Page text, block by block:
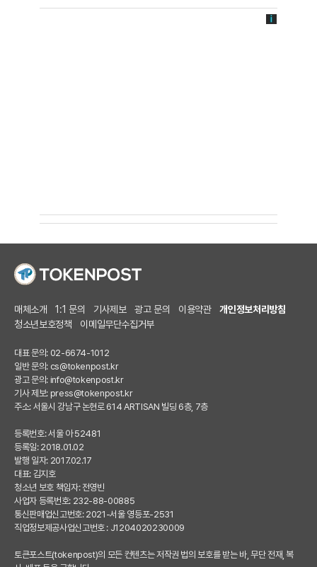
매체소개 1:1 문의 기사제보 광고 문의 이용약관
개인정보처리방침
청소년보호정책
이메일무단수집거부
대표 문의: 02-6674-1012
일반 문의: cs@tokenpost.kr
광고 문의: info@tokenpost.kr
기사 제보: press@tokenpost.kr
주소: 서울시 강남구 논현로 614 ARTISAN 빌딩 6층, 7층
등록번호: 서울 아 52481
등록일: 2018.01.02
발행 일자: 2017.02.17
대표: 김지호
청소년 보호 책임자: 전영빈
사업자 등록번호: 232-88-00885
통신판매업신고번호: 2021-서울 영등포-2531
직업정보제공사업신고번호 : J1204020230009
토큰포스트(tokenpost)의 모든 컨텐츠는 저작권 법의 보호를 받는 바, 무단 전재, 복